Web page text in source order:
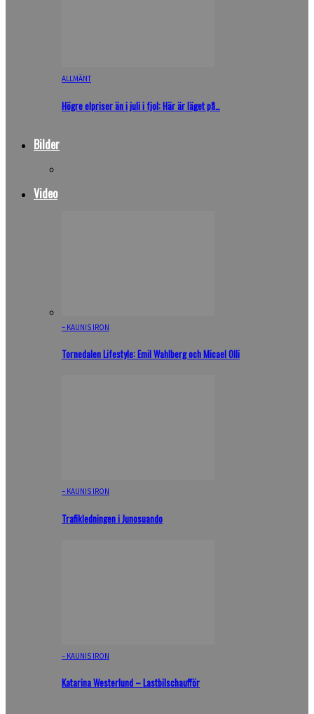
ALLMÄNT
Högre elpriser än i juli i fjol: Här är läget på…
Bilder
Video
– KAUNIS IRON
Tornedalen Lifestyle: Emil Wahlberg och Micael Olli
– KAUNIS IRON
Trafikledningen i Junosuando
– KAUNIS IRON
Katarina Westerlund – Lastbilschaufför